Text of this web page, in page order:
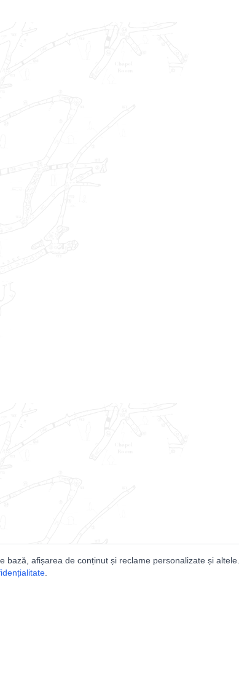
afișarea de conținut și reclame personalizate și altele.